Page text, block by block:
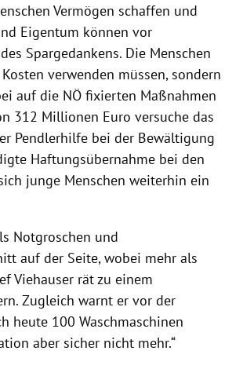
Vermögen schaffen und
Eigentum können vor
Spargedankens. Die Menschen
verwenden müssen, sondern
auf die NÖ fixierten Maßnahmen
312 Millionen Euro versuche das
Pendlerhilfe bei der Bewältigung
Haftungsübernahme bei den
junge Menschen weiterhin ein
Notgroschen und
auf der Seite, wobei mehr als
Viehauser rät zu einem
Zugleich warnt er vor der
heute 100 Waschmaschinen
aber sicher nicht mehr.“